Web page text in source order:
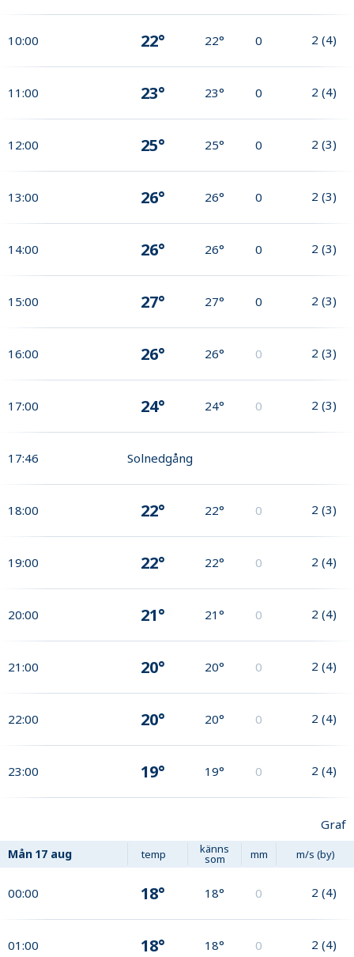
10:00 22° 22° 0 2 (4)
11:00 23° 23° 0 2 (4)
12:00 25° 25° 0 2 (3)
13:00 26° 26° 0 2 (3)
14:00 26° 26° 0 2 (3)
15:00 27° 27° 0 2 (3)
16:00 26° 26° 0 2 (3)
17:00 24° 24° 0 2 (3)
17:46 Solnedgång
18:00 22° 22° 0 2 (3)
19:00 22° 22° 0 2 (4)
20:00 21° 21° 0 2 (4)
21:00 20° 20° 0 2 (4)
22:00 20° 20° 0 2 (4)
23:00 19° 19° 0 2 (4)
Graf
Mån 17 aug temp känns
som mm m/s (by)
00:00 18° 18° 0 2 (4)
01:00 18° 18° 0 2 (4)